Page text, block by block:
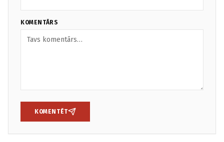
KOMENTĀRS
KOMENTĒT